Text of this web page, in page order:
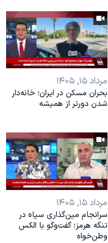
مرداد ۱۵, ۱۴۰۵
بحران مسکن در ایران؛ خانه‌دار
شدن دورتر از همیشه
مرداد ۱۵, ۱۴۰۵
سرانجام مین‌گذاری‌ سپاه در
تنگه هرمز؛ گفت‌وگو با الکس
وطن‌خواه